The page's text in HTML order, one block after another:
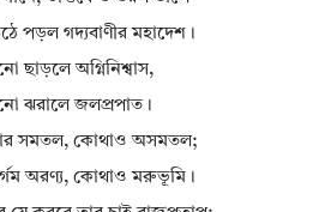
পড়ল গদ্যবাণীর মহাদেশ।
ছাড়লে অগ্নিনিশ্বাস,
ঝরালে জলপ্রপাত।
সমতল, কোথাও অসমতল;
অরণ্য, কোথাও মরুভূমি।